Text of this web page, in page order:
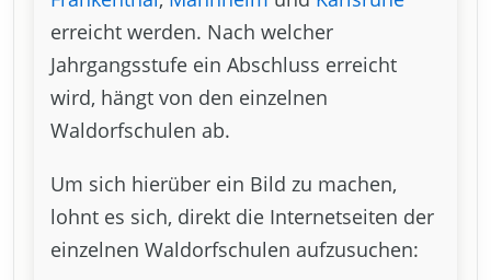
erreicht werden. Nach welcher
Jahrgangsstufe ein Abschluss erreicht
wird, hängt von den einzelnen
Waldorfschulen ab.
Um sich hierüber ein Bild zu machen,
lohnt es sich, direkt die Internetseiten der
einzelnen Waldorfschulen aufzusuchen: